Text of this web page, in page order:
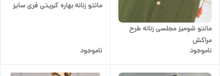
مانتو شومیز مجلسی زنانه طرح
مراکش
ناموجود
مانتو زنانه بهاره کبریتی فری سایز
ناموجود